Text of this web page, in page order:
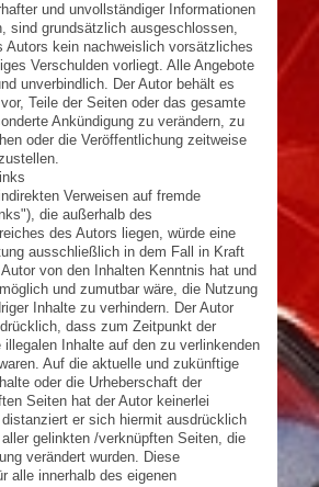
und unvollständiger Informationen
sind grundsätzlich ausgeschlossen,
Autors kein nachweislich vorsätzliches
Verschulden vorliegt. Alle Angebote
unverbindlich. Der Autor behält es
Teile der Seiten oder das gesamte
Ankündigung zu verändern, zu
oder die Veröffentlichung zeitweise
Verweisen auf fremde
die außerhalb des
des Autors liegen, würde eine
ausschließlich in dem Fall in Kraft
von den Inhalten Kenntnis hat und
und zumutbar wäre, die Nutzung
Inhalte zu verhindern. Der Autor
dass zum Zeitpunkt der
illegalen Inhalte auf den zu verlinkenden
Auf die aktuelle und zukünftige
oder die Urheberschaft der
Seiten hat der Autor keinerlei
er sich hiermit ausdrücklich
gelinkten /verknüpften Seiten, die
verändert wurden. Diese
alle innerhalb des eigenen